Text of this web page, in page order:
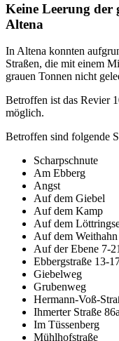
Keine Leerung der
Altena
In Altena konnten
Straßen, die mit einem
grauen Tonnen nicht
Betroffen ist das Revier
möglich.
Betroffen sind folgende
Scharpschnute
Am Ebberg
Angst
Auf dem Giebel
Auf dem Kamp
Auf dem
Auf dem
Auf der Ebene 7-21
Ebbergstraße 13-
Giebelweg
Grubenweg
Hermann-Voß-
Ihmerter Straße
Im Tüssenberg
Mühlhofstraße